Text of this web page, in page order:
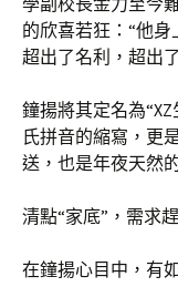
的欣喜若狂：“他
超出了名利，超出
鐘揚將其定名為
氏拼音的縮寫，更
送，也是年夜天然
清點“家底”，需求
在鐘揚心目中，有